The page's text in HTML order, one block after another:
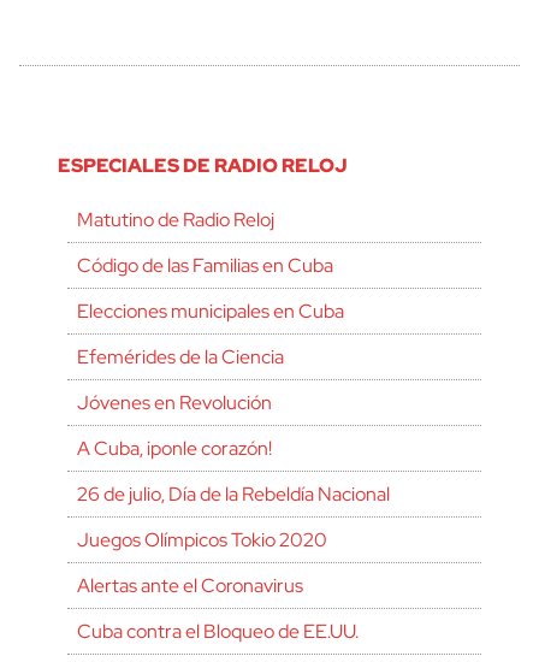
ESPECIALES DE RADIO RELOJ
Matutino de Radio Reloj
Código de las Familias en Cuba
Elecciones municipales en Cuba
Efemérides de la Ciencia
Jóvenes en Revolución
A Cuba, ¡ponle corazón!
26 de julio, Día de la Rebeldía Nacional
Juegos Olímpicos Tokio 2020
Alertas ante el Coronavirus
Cuba contra el Bloqueo de EE.UU.